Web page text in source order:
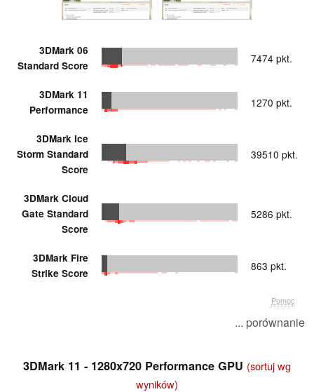
3DMark 06
Standard Score
7474 pkt.
3DMark 11
Performance
1270 pkt.
3DMark Ice
Storm Standard
Score
39510 pkt.
3DMark Cloud
Gate Standard
Score
5286 pkt.
3DMark Fire
Strike Score
863 pkt.
Pomoc
... porównanie
3DMark 11 - 1280x720 Performance GPU (sortuj wg
wyników)